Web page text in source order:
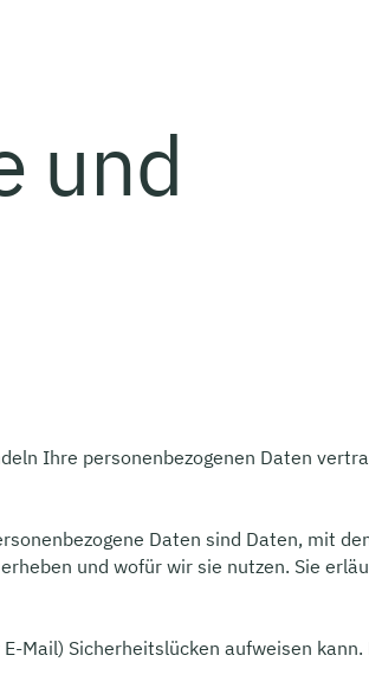
und
Ihre personenbezogenen Daten
Daten sind Daten, mit
und wofür wir sie nutzen. Sie
Mail) Sicherheitslücken aufweisen kann.